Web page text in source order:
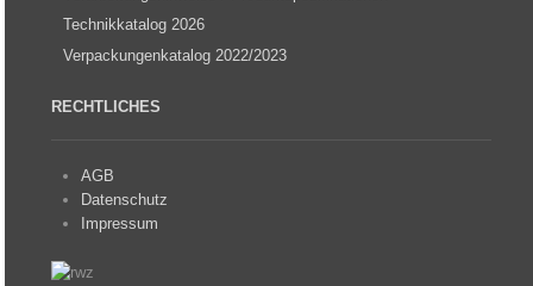
Technikkatalog 2026
Verpackungenkatalog 2022/2023
RECHTLICHES
AGB
Datenschutz
Impressum